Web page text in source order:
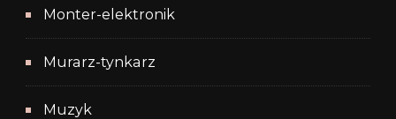
Monter-elektronik
Murarz-tynkarz
Muzyk